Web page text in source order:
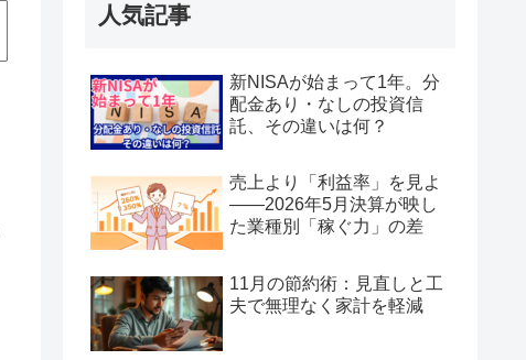
人気記事
新NISAが始まって1年。分
配金あり・なしの投資信
託、その違いは何？
売上より「利益率」を見よ
——2026年5月決算が映し
た業種別「稼ぐ力」の差
11月の節約術：見直しと工
夫で無理なく家計を軽減